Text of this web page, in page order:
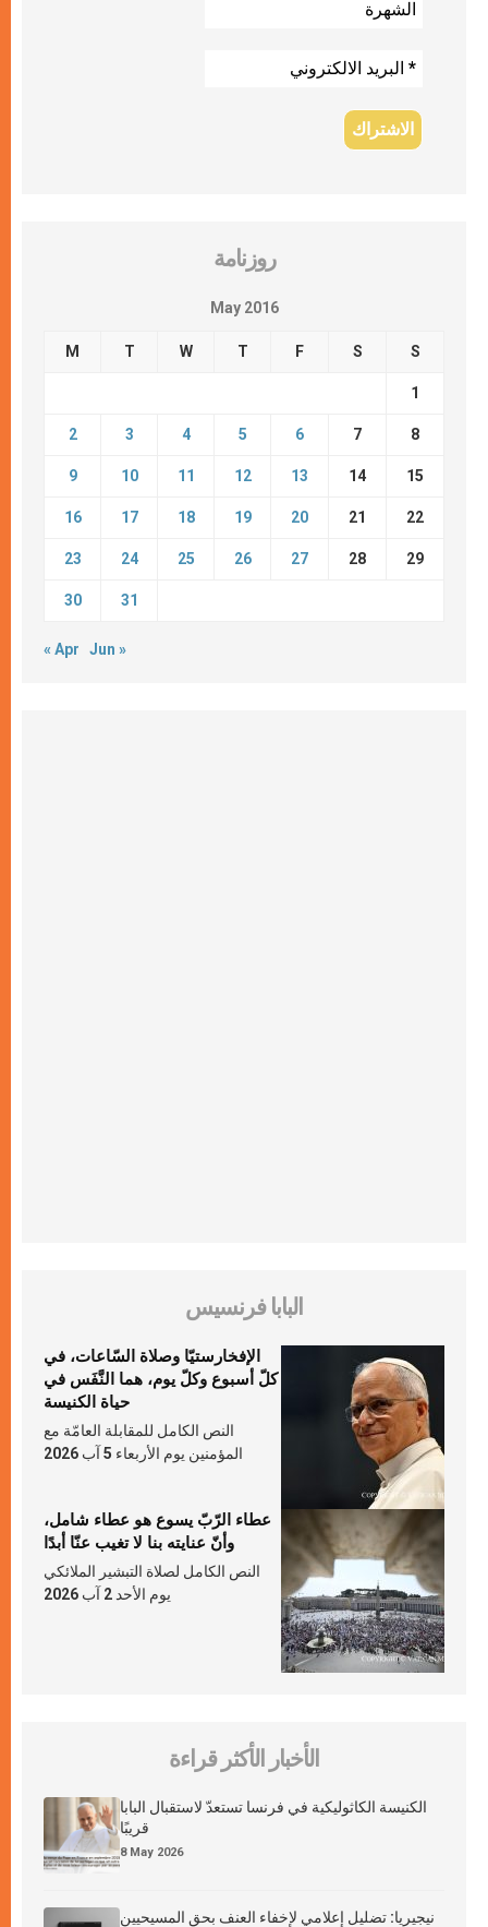
روزنامة
May 2016
M T W T F S S
1
2 3 4 5 6 7 8
9 10 11 12 13 14 15
16 17 18 19 20 21 22
23 24 25 26 27 28 29
30 31
« Apr Jun »
البابا فرنسيس
الإفخارستيّا وصلاة السّاعات، في
كلّ أسبوع وكلّ يوم، هما النَّفَس في
حياة الكنيسة
النص الكامل للمقابلة العامّة مع
المؤمنين يوم الأربعاء 5 آب 2026
عطاء الرّبّ يسوع هو عطاء شامل،
وأنّ عنايته بنا لا تغيب عنّا أبدًا
النص الكامل لصلاة التبشير الملائكي
يوم الأحد 2 آب 2026
الأخبار الأكثر قراءة
الكنيسة الكاثوليكية في فرنسا تستعدّ لاستقبال البابا
قريبًا
8 May 2026
نيجيريا: تضليل إعلامي لإخفاء العنف بحق المسيحيين